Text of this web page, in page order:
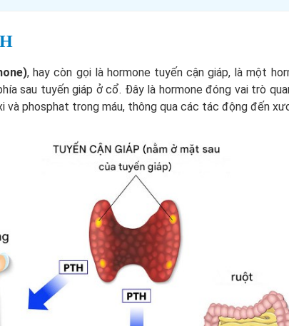
, hay còn gọi là hormone tuyến cận giáp, là một
sau tuyến giáp ở cổ. Đây là hormone đóng vai trò
và phosphat trong máu, thông qua các tác động đến